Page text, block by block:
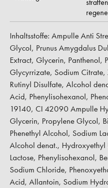
Inhaltsstoffe: Ampulle Anti
Glycol, Prunus Amygdalus
Extract, Glycerin, Panthenol,
Glycyrrizate, Sodium Citrate,
Rutinyl Disulfate, Alcohol
Acid, Phenylisohexanol,
19140, CI 42090 Ampulle
Glycerin, Propylene Glycol,
Phenethyl Alcohol, Sodium
Alcohol denat.,
Lactose, Phenylisohexanol,
Sodium Chloride,
Acid, Allantoin, Sodium